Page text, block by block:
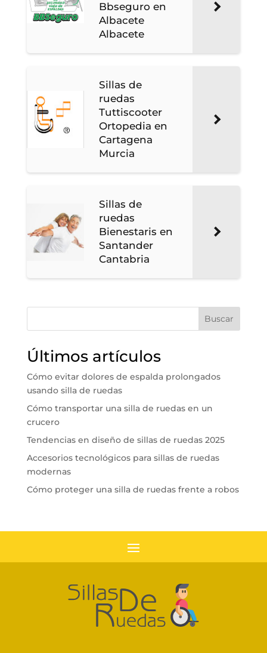
Bbseguro en
Albacete
Albacete
Sillas de
ruedas
Tuttiscooter
Ortopedia en
Cartagena
Murcia
Sillas de
ruedas
Bienestaris en
Santander
Cantabria
Buscar
Últimos artículos
Cómo evitar dolores de espalda prolongados
usando silla de ruedas
Cómo transportar una silla de ruedas en un
crucero
Tendencias en diseño de sillas de ruedas 2025
Accesorios tecnológicos para sillas de ruedas
modernas
Cómo proteger una silla de ruedas frente a robos